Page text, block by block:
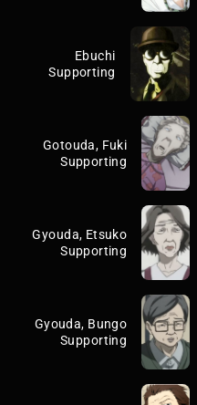
Ebuchi
Supporting
Gotouda, Fuki
Supporting
Gyouda, Etsuko
Supporting
Gyouda, Bungo
Supporting